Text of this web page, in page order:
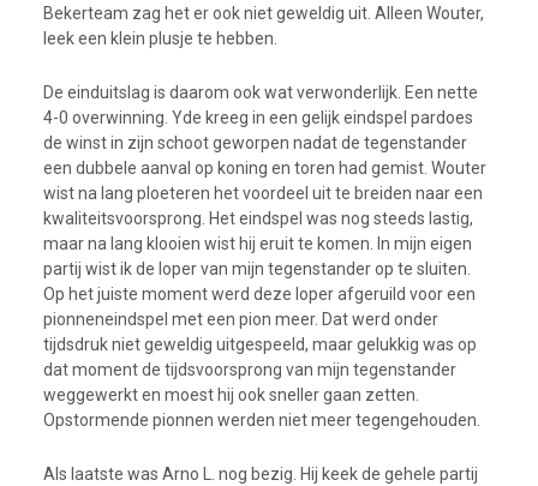
Bekerteam zag het er ook niet geweldig uit. Alleen Wouter,
leek een klein plusje te hebben.
De einduitslag is daarom ook wat verwonderlijk. Een nette
4-0 overwinning. Yde kreeg in een gelijk eindspel pardoes
de winst in zijn schoot geworpen nadat de tegenstander
een dubbele aanval op koning en toren had gemist. Wouter
wist na lang ploeteren het voordeel uit te breiden naar een
kwaliteitsvoorsprong. Het eindspel was nog steeds lastig,
maar na lang klooien wist hij eruit te komen. In mijn eigen
partij wist ik de loper van mijn tegenstander op te sluiten.
Op het juiste moment werd deze loper afgeruild voor een
pionneneindspel met een pion meer. Dat werd onder
tijdsdruk niet geweldig uitgespeeld, maar gelukkig was op
dat moment de tijdsvoorsprong van mijn tegenstander
weggewerkt en moest hij ook sneller gaan zetten.
Opstormende pionnen werden niet meer tegengehouden.
Als laatste was Arno L. nog bezig. Hij keek de gehele partij